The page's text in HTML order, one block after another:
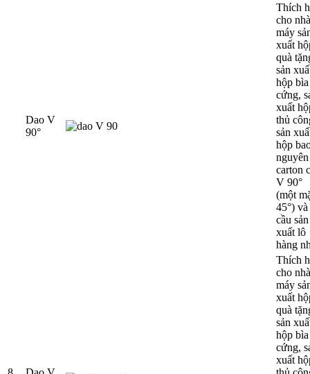
Dao V
90°
Thích
cho nhà
máy
xuất
quà
sản
hộp bìa
cứng,
xuất
thủ
sản
hộp
carton
V 90°
(một
45°)
cầu sản
xuất lô
hàng
Thích
cho nhà
máy
xuất
quà
sản
hộp bìa
cứng,
xuất